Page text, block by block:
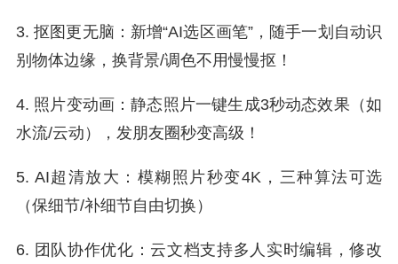
3. 抠图更无脑：新增“AI选区画笔”，随手一划自动识
别物体边缘，换背景/调色不用慢慢抠！
4. 照片变动画：静态照片一键生成3秒动态效果（如
水流/云动），发朋友圈秒变高级！
5. AI超清放大：模糊照片秒变4K，三种算法可选
（保细节/补细节自由切换）
6. 团队协作优化：云文档支持多人实时编辑，修改